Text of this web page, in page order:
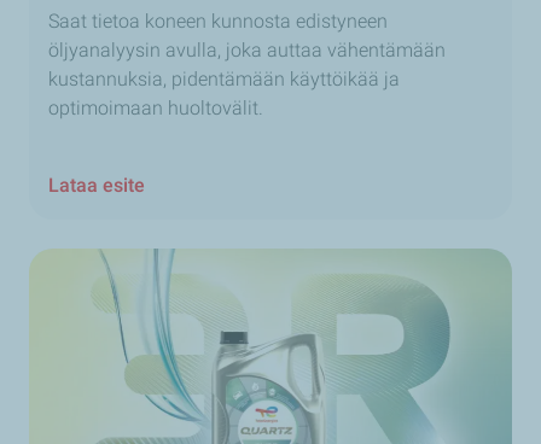
Saat tietoa koneen kunnosta edistyneen
öljyanalyysin avulla, joka auttaa vähentämään
kustannuksia, pidentämään käyttöikää ja
optimoimaan huoltovälit.
Lataa esite